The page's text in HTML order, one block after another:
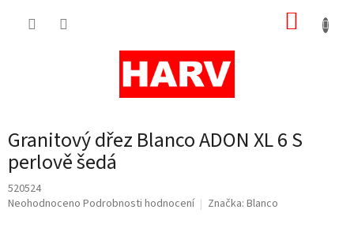
Granitový dřez Blanco ADON XL 6 S
perlově šedá
520524
Průměrné
Neohodnoceno Podrobnosti hodnocení Značka: Blanco